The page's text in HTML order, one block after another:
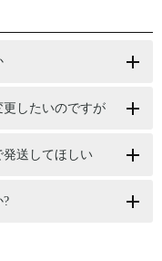
したいのですが
送してほしい
?